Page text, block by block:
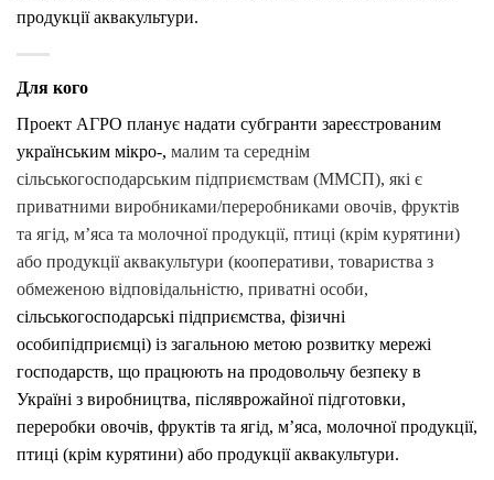
продукції аквакультури.
Для кого
Проект AГРО планує надати субгранти зареєстрованим
українським мікро-, малим та середнім
сільськогосподарським підприємствам (ММСП), які є
приватними виробниками/переробниками овочів, фруктів
та ягід, м’яса та молочної продукції, птиці (крім курятини)
або продукції аквакультури (кооперативи, товариства з
обмеженою відповідальністю, приватні особи,
сільськогосподарські підприємства, фізичні
особипідприємці) із загальною метою розвитку мережі
господарств, що працюють на продовольчу безпеку в
Україні з виробництва, післяврожайної підготовки,
переробки овочів, фруктів та ягід, м’яса, молочної продукції,
птиці (крім курятини) або продукції аквакультури.